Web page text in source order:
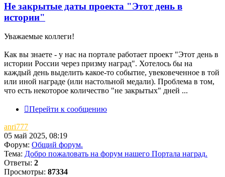
Не закрытые даты проекта "Этот день в
истории"
Уважаемые коллеги!
Как вы знаете - у нас на портале работает проект "Этот день в
истории России через призму наград". Хотелось бы на
каждый день выделить какое-то событие, увековеченное в той
или иной награде (или настольной медали). Проблема в том,
что есть некоторое количество "не закрытых" дней ...
Перейти к сообщению
anri777
05 май 2025, 08:19
Форум: Общий форум.
Тема: Добро пожаловать на форум нашего Портала наград.
Ответы: 2
Просмотры: 87334